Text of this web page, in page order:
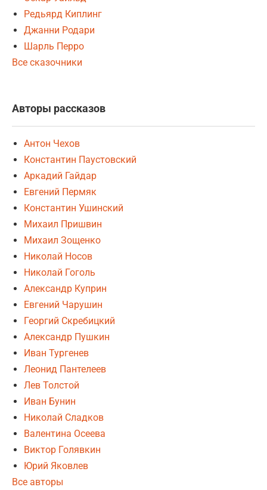
Редьярд Киплинг
Джанни Родари
Шарль Перро
Все сказочники
Авторы рассказов
Антон Чехов
Константин Паустовский
Аркадий Гайдар
Евгений Пермяк
Константин Ушинский
Михаил Пришвин
Михаил Зощенко
Николай Носов
Николай Гоголь
Александр Куприн
Евгений Чарушин
Георгий Скребицкий
Александр Пушкин
Иван Тургенев
Леонид Пантелеев
Лев Толстой
Иван Бунин
Николай Сладков
Валентина Осеева
Виктор Голявкин
Юрий Яковлев
Все авторы